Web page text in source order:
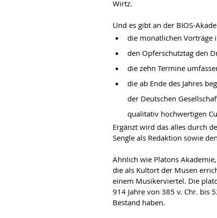
Wirtz.
Und es gibt an der BIOS-
die monatlichen Vorträge
den Opferschutztag den
die zehn Termine
die ab Ende des Jahres
der Deutschen
qualitativ hochwertigen
Ergänzt wird das alles durch
Sengle als Redaktion sowie
Ähnlich wie Platons
die als Kultort der Musen
einem Musikerviertel. Die
914 Jahre von 385 v. Chr. bis
Bestand haben.